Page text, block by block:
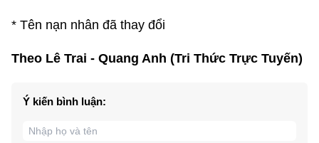
* Tên nạn nhân đã thay đổi
Theo Lê Trai - Quang Anh (Tri Thức Trực Tuyến)
Ý kiến bình luận: